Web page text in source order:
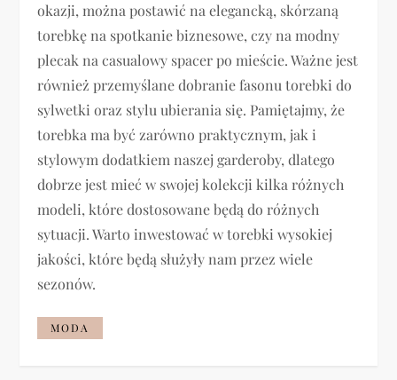
okazji, można postawić na elegancką, skórzaną
torebkę na spotkanie biznesowe, czy na modny
plecak na casualowy spacer po mieście. Ważne jest
również przemyślane dobranie fasonu torebki do
sylwetki oraz stylu ubierania się. Pamiętajmy, że
torebka ma być zarówno praktycznym, jak i
stylowym dodatkiem naszej garderoby, dlatego
dobrze jest mieć w swojej kolekcji kilka różnych
modeli, które dostosowane będą do różnych
sytuacji. Warto inwestować w torebki wysokiej
jakości, które będą służyły nam przez wiele
sezonów.
MODA